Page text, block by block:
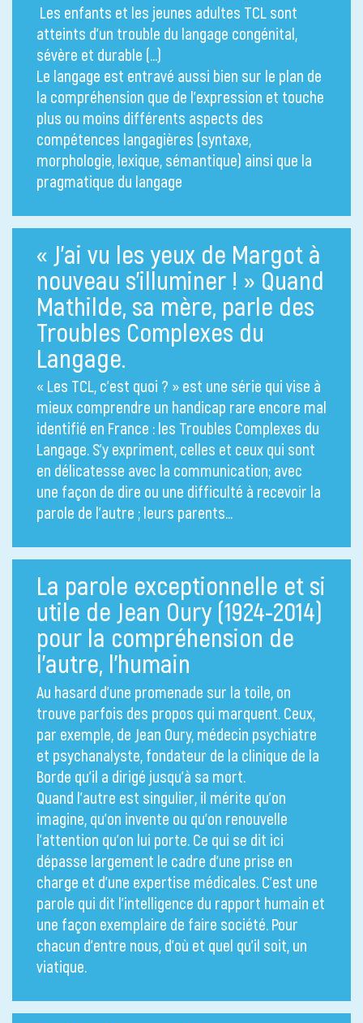
Les enfants et les jeunes adultes TCL sont
atteints d’un trouble du langage congénital,
sévère et durable (…)
Le langage est entravé aussi bien sur le plan de
la compréhension que de l’expression et touche
plus ou moins différents aspects des
compétences langagières (syntaxe,
morphologie, lexique, sémantique) ainsi que la
pragmatique du langage
« J’ai vu les yeux de Margot à
nouveau s’illuminer ! » Quand
Mathilde, sa mère, parle des
Troubles Complexes du
Langage.
« Les TCL, c’est quoi ? » est une série qui vise à
mieux comprendre un handicap rare encore mal
identifié en France : les Troubles Complexes du
Langage. S’y expriment, celles et ceux qui sont
en délicatesse avec la communication; avec
une façon de dire ou une difficulté à recevoir la
parole de l’autre ; leurs parents…
La parole exceptionnelle et si
utile de Jean Oury (1924-2014)
pour la compréhension de
l’autre, l’humain
Au hasard d’une promenade sur la toile, on
trouve parfois des propos qui marquent. Ceux,
par exemple, de Jean Oury, médecin psychiatre
et psychanalyste, fondateur de la clinique de la
Borde qu’il a dirigé jusqu’à sa mort.
Quand l’autre est singulier, il mérite qu’on
imagine, qu’on invente ou qu’on renouvelle
l’attention qu’on lui porte. Ce qui se dit ici
dépasse largement le cadre d’une prise en
charge et d’une expertise médicales. C’est une
parole qui dit l’intelligence du rapport humain et
une façon exemplaire de faire société. Pour
chacun d’entre nous, d’où et quel qu’il soit, un
viatique.